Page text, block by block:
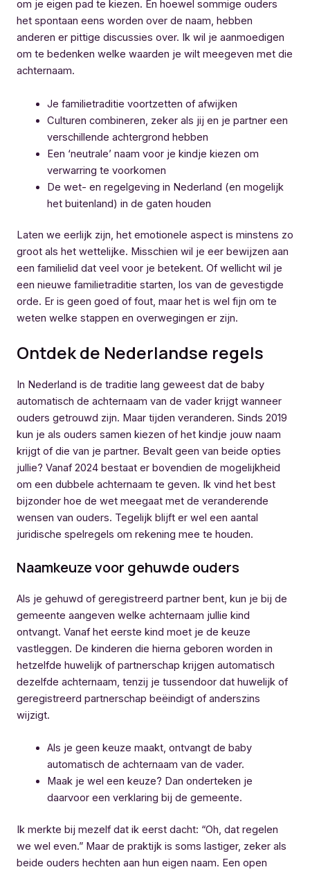
om je eigen pad te kiezen. En hoewel sommige ouders
het spontaan eens worden over de naam, hebben
anderen er pittige discussies over. Ik wil je aanmoedigen
om te bedenken welke waarden je wilt meegeven met die
achternaam.
Je familietraditie voortzetten of afwijken
Culturen combineren, zeker als jij en je partner een
verschillende achtergrond hebben
Een ‘neutrale’ naam voor je kindje kiezen om
verwarring te voorkomen
De wet- en regelgeving in Nederland (en mogelijk
het buitenland) in de gaten houden
Laten we eerlijk zijn, het emotionele aspect is minstens zo
groot als het wettelijke. Misschien wil je eer bewijzen aan
een familielid dat veel voor je betekent. Of wellicht wil je
een nieuwe familietraditie starten, los van de gevestigde
orde. Er is geen goed of fout, maar het is wel fijn om te
weten welke stappen en overwegingen er zijn.
Ontdek de Nederlandse regels
In Nederland is de traditie lang geweest dat de baby
automatisch de achternaam van de vader krijgt wanneer
ouders getrouwd zijn. Maar tijden veranderen. Sinds 2019
kun je als ouders samen kiezen of het kindje jouw naam
krijgt of die van je partner. Bevalt geen van beide opties
jullie? Vanaf 2024 bestaat er bovendien de mogelijkheid
om een dubbele achternaam te geven. Ik vind het best
bijzonder hoe de wet meegaat met de veranderende
wensen van ouders. Tegelijk blijft er wel een aantal
juridische spelregels om rekening mee te houden.
Naamkeuze voor gehuwde ouders
Als je gehuwd of geregistreerd partner bent, kun je bij de
gemeente aangeven welke achternaam jullie kind
ontvangt. Vanaf het eerste kind moet je de keuze
vastleggen. De kinderen die hierna geboren worden in
hetzelfde huwelijk of partnerschap krijgen automatisch
dezelfde achternaam, tenzij je tussendoor dat huwelijk of
geregistreerd partnerschap beëindigt of anderszins
wijzigt.
Als je geen keuze maakt, ontvangt de baby
automatisch de achternaam van de vader.
Maak je wel een keuze? Dan onderteken je
daarvoor een verklaring bij de gemeente.
Ik merkte bij mezelf dat ik eerst dacht: “Oh, dat regelen
we wel even.” Maar de praktijk is soms lastiger, zeker als
beide ouders hechten aan hun eigen naam. Een open